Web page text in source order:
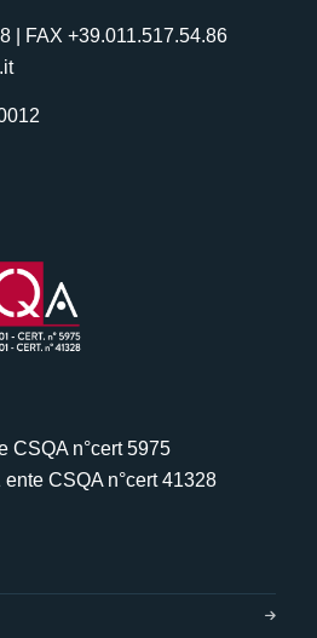
| FAX +39.011.517.54.86
CSQA n°cert 5975
CSQA n°cert 41328